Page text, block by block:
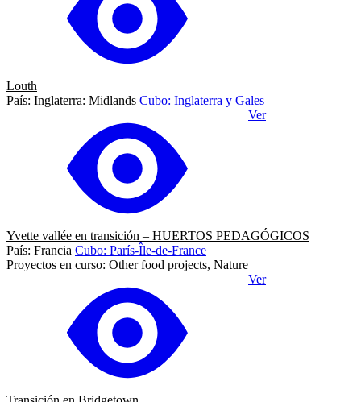
Louth
País: Inglaterra: Midlands Cubo: Inglaterra y Gales
Ver
Yvette vallée en transición – HUERTOS PEDAGÓGICOS
País: Francia Cubo: París-Île-de-France
Proyectos en curso: Other food projects, Nature
Ver